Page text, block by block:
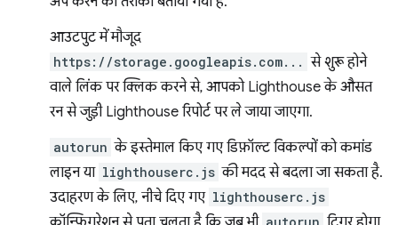
आउटपुट में मौजूद
https://storage.googleapis.com... से शुरू होने
वाले लिंक पर क्लिक करने से, आपको Lighthouse के औसत
रन से जुड़ी Lighthouse रिपोर्ट पर ले जाया जाएगा.
autorun के इस्तेमाल किए गए डिफ़ॉल्ट विकल्पों को कमांड
लाइन या lighthouserc.js की मदद से बदला जा सकता है.
उदाहरण के लिए, नीचे दिए गए lighthouserc.js